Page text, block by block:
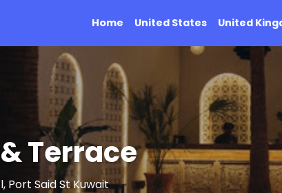
Home United States United
Terrace
Port Said St Kuwait